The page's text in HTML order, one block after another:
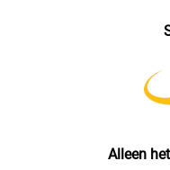
Alleen